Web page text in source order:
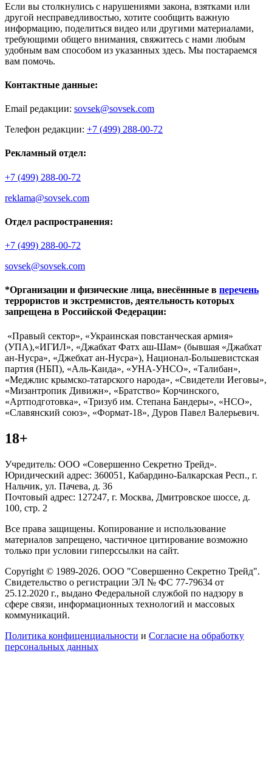
Если вы столкнулись с нарушениями закона, взятками или
другой несправедливостью, хотите сообщить важную
информацию, поделиться видео или другими материалами,
требующими общего внимания, свяжитесь с нами любым
удобным вам способом из указанных здесь. Мы постараемся
вам помочь.
Контактные данные:
Email редакции: sovsek@sovsek.com
Телефон редакции: +7 (499) 288-00-72
Рекламный отдел:
+7 (499) 288-00-72
reklama@sovsek.com
Отдел распространения:
+7 (499) 288-00-72
sovsek@sovsek.com
*Организации и физические лица, внесённные в перечень
террористов и экстремистов, деятельность которых
запрещена в Российской Федерации:
«Правый сектор», «Украинская повстанческая армия»
(УПА),«ИГИЛ», «Джабхат Фатх аш-Шам» (бывшая «Джабхат
ан-Нусра», «Джебхат ан-Нусра»), Национал-Большевистская
партия (НБП), «Аль-Каида», «УНА-УНСО», «Талибан»,
«Меджлис крымско-татарского народа», «Свидетели Иеговы»,
«Мизантропик Дивижн», «Братство» Корчинского,
«Артподготовка», «Тризуб им. Степана Бандеры», «НСО»,
«Славянский союз», «Формат-18», Дуров Павел Валерьевич.
18+
Учредитель: ООО «Совершенно Секретно Трейд».
Юридический адрес: 360051, Кабардино-Балкарская Респ., г.
Нальчик, ул. Пачева, д. 36
Почтовый адрес: 127247, г. Москва, Дмитровское шоссе, д.
100, стр. 2
Все права защищены. Копирование и использование
материалов запрещено, частичное цитирование возможно
только при условии гиперссылки на сайт.
Copyright © 1989-2026. ООО "Совершенно Секретно Трейд".
Свидетельство о регистрации ЭЛ № ФС 77-79634 от
25.12.2020 г., выдано Федеральной службой по надзору в
сфере связи, информационных технологий и массовых
коммуникаций.
Политика конфиценциальности и Согласие на обработку
персональных данных